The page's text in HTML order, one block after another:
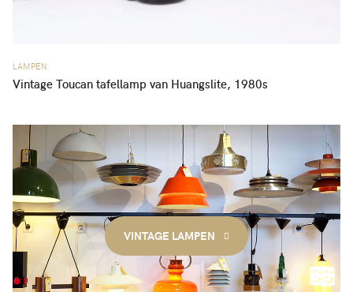
LAMPEN
Vintage Toucan tafellamp van Huangslite, 1980s
VINTAGE LAMPEN